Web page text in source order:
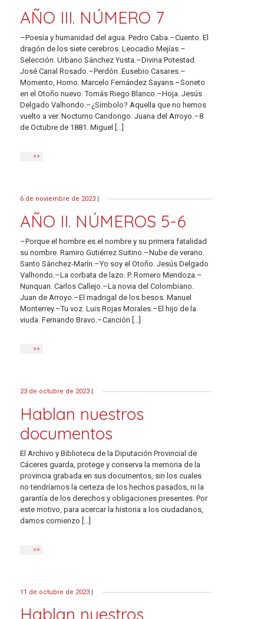
AÑO III. NÚMERO 7
–Poesía y humanidad del agua. Pedro Caba.–Cuento. El
dragón de los siete cerebros. Leocadio Mejías.–
Selección. Urbano Sánchez Yusta.–Divina Potestad.
José Canal Rosado.–Perdón. Eusebio Casares.–
Momento, Homo. Marcelo Fernández Sayans.–Soneto
en el Otoño nuevo. Tomás Riego Blanco.–Hoja. Jesús
Delgado Valhondo.–¿Símbolo? Aquella que no hemos
vuelto a ver. Nocturno Candongo. Juana del Arroyo.–8
de Octubre de 1881. Miguel […]
>>
6 de noviembre de 2023
AÑO II. NÚMEROS 5-6
–Porque el hombre es el nombre y su primera fatalidad
su nombre. Ramiro Gutiérrez Suitino.–Nube de verano.
Santo Sánchez-Marín.–Yo soy el Otoño. Jesús Delgado
Valhondo.–La corbata de lazo. P. Romero Mendoza.–
Nunquan. Carlos Callejo.–La novia del Colombiano.
Juan de Arroyo.–El madrigal de los besos. Manuel
Monterrey.–Tu voz. Luis Rojas Morales.–El hijo de la
viuda. Fernando Bravo.–Canción […]
>>
23 de octubre de 2023 |
Hablan nuestros
documentos
El Archivo y Biblioteca de la Diputación Provincial de
Cáceres guarda, protege y conserva la memoria de la
provincia grabada en sus documentos, sin los cuales
no tendríamos la certeza de los hechos pasados, ni la
garantía de los derechos y obligaciones presentes. Por
este motivo, para acercar la historia a los ciudadanos,
damos comienzo […]
>>
11 de octubre de 2023 |
Hablan nuestros